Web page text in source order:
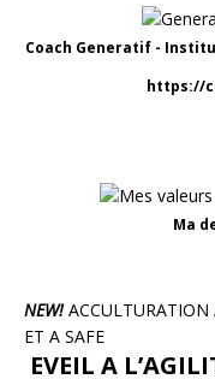
Coach Generatif -
https://
Ma
NEW!ACCULTURATION
ET A SAFE
EVEIL A